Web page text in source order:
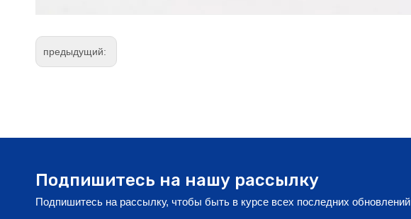
предыдущий:
Подпишитесь на нашу рассылку
Подпишитесь на рассылку, чтобы быть в курсе всех последних обновлений